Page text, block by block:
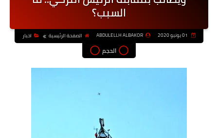
السبب؟
ABDULELLH ALBAKOR الصفحة الرئيسية اخبار
الحجم